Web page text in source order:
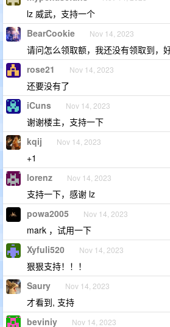
lz 威武，支持一个
BearCookie Nov 14, 2023
请问怎么领取额，我还没有领取到，
rose21 Nov 14, 2023
还要没有了
iCuns Nov 14, 2023
谢谢楼主，支持一下
kqij Nov 14, 2023
+1
lorenz Nov 14, 2023
支持一下，感谢 lz
powa2005 Nov 14, 2023
mark ，试用一下
Xyfuli520 Nov 14, 2023
狠狠支持！！！
Saury Nov 14, 2023
才看到, 支持
beviniy Nov 14, 2023